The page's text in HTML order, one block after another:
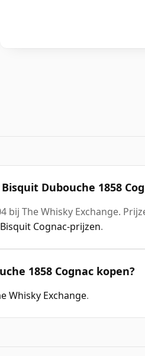
Dubouche 1858
bij The Whisky Exchange.
Bisquit Cognac-prijzen.
1858 Cognac kopen?
Whisky Exchange.